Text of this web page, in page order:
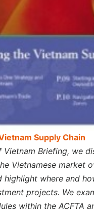
Supply Chain
Briefing, we
Vietnamese market
highlight where and
projects. We
within the ACFTA